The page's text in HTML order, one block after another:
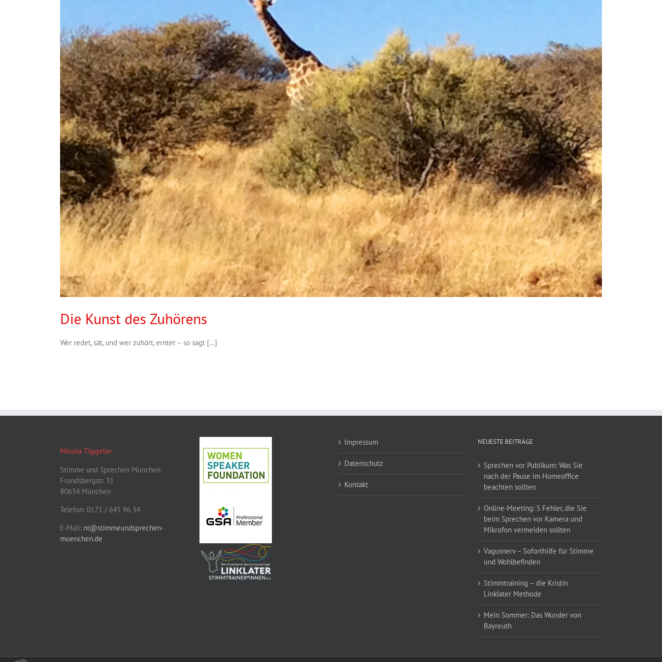
Die Kunst des Zuhörens
Wer redet, sät, und wer zuhört, erntet – so sagt [...]
Nicola Tiggeler
Stimme und Sprechen München
Frundsbergstr. 31
80634 München
Telefon: 0171 / 645 96 34
E-Mail: nt@stimmeundsprechen-
muenchen.de
Impressum
Datenschutz
Kontakt
NEUESTE BEITRÄGE
Sprechen vor Publikum: Was Sie
nach der Pause im Homeoffice
beachten sollten
Online-Meeting: 5 Fehler, die Sie
beim Sprechen vor Kamera und
Mikrofon vermeiden sollten
Vagusnerv – Soforthilfe für Stimme
und Wohlbefinden
Stimmtraining – die Kristin
Linklater Methode
Mein Sommer: Das Wunder von
Bayreuth